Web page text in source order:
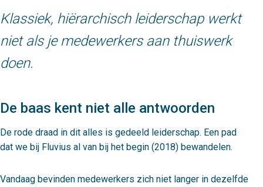
Klassiek, hiërarchisch leiderschap werkt
niet als je medewerkers aan thuiswerk
doen.
De baas kent niet alle antwoorden
De rode draad in dit alles is gedeeld leiderschap. Een pad
dat we bij Fluvius al van bij het begin (2018) bewandelen.
Vandaag bevinden medewerkers zich niet langer in dezelfde